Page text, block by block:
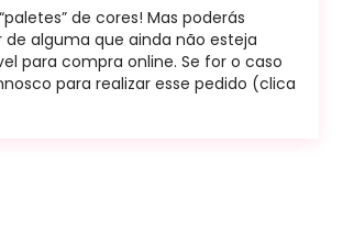
de cores! Mas poderás
de alguma que ainda não esteja
para compra online. Se for o caso
para realizar esse pedido (clica